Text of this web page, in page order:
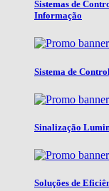
Sistemas de
Informação
Sistema de
Sinalização
Soluções de